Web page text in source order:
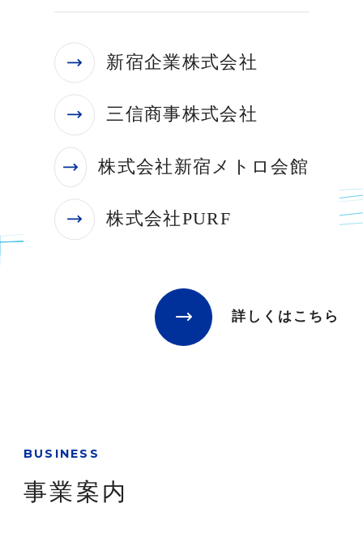
新宿企業株式会社
三信商事株式会社
株式会社新宿メトロ会館
株式会社PURF
詳しくはこちら
BUSINESS
事業案内